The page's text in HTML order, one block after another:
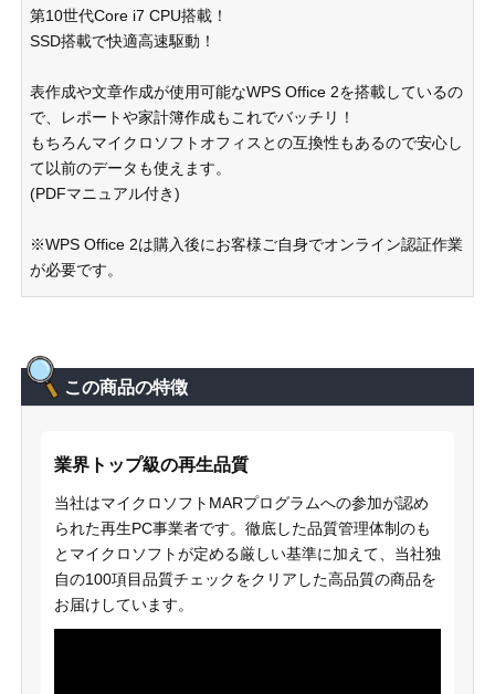
第10世代Core i7 CPU搭載！
SSD搭載で快適高速駆動！
表作成や文章作成が使用可能なWPS Office 2を搭載しているの
で、レポートや家計簿作成もこれでバッチリ！
もちろんマイクロソフトオフィスとの互換性もあるので安心し
て以前のデータも使えます。
(PDFマニュアル付き)
※WPS Office 2は購入後にお客様ご自身でオンライン認証作業
が必要です。
この商品の特徴
業界トップ級の再生品質
当社はマイクロソフトMARプログラムへの参加が認め
られた再生PC事業者です。徹底した品質管理体制のも
とマイクロソフトが定める厳しい基準に加えて、当社独
自の100項目品質チェックをクリアした高品質の商品を
お届けしています。